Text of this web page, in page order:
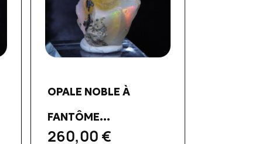
OPALE NOBLE À
FANTÔME...
260,00 €